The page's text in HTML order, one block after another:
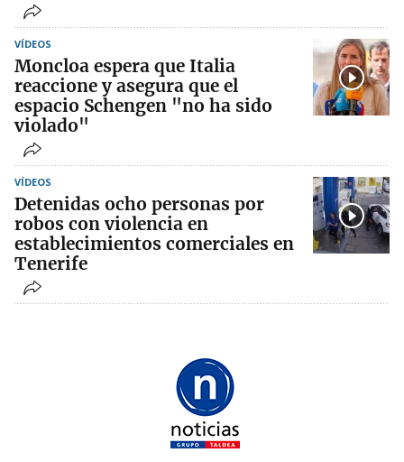
VÍDEOS
Moncloa espera que Italia
reaccione y asegura que el
espacio Schengen "no ha sido
violado"
VÍDEOS
Detenidas ocho personas por
robos con violencia en
establecimientos comerciales en
Tenerife